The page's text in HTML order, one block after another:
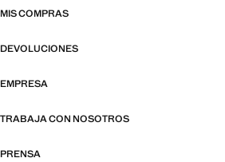
MIS COMPRAS
DEVOLUCIONES
EMPRESA
TRABAJA CON NOSOTROS
PRENSA